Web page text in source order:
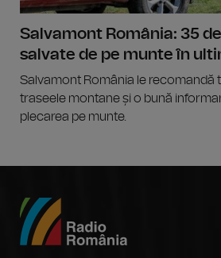
Salvamont România: 35
salvate de pe munte în
Salvamont România le recomandă
traseele montane și o bună
plecarea pe munte.